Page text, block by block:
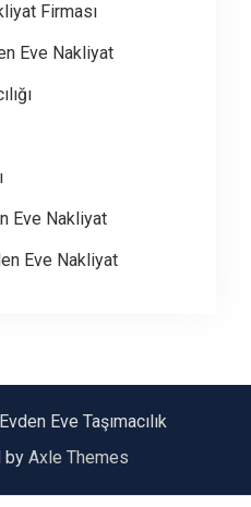
Firması
Eve Nakliyat
Eve Nakliyat
Eve Nakliyat
Eve Taşımacılık
by Axle Themes